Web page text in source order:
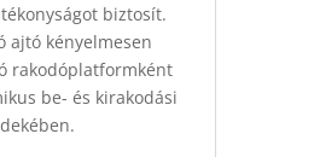
biztosít.
ajtó kényelmesen
rakodóplatformként
be- és kirakodási